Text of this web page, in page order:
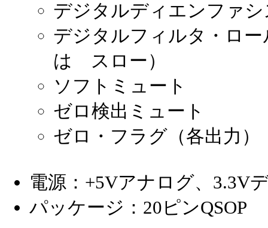
デジタルディエンフ
デジタルフィルタ・ロ
は スロー）
ソフトミュート
ゼロ検出ミュート
ゼロ・フラグ（各出力
電源：+5Vアナログ、3.3V
パッケージ：20ピンQSOP